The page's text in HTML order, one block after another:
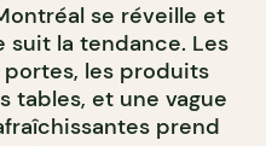
se réveille et
suit la tendance. Les
les produits
tables, et une vague
prend